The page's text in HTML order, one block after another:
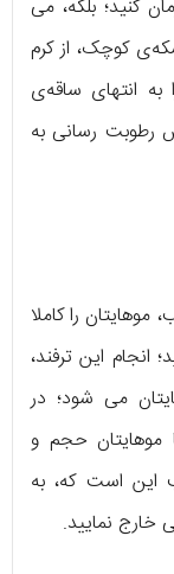
کنید؛ بلکه، می
کوچک، از کرم
انتهای ساقه‌ی
رطوبت رسانی به
را کاملا
انجام این ترفند،
می شود؛ در
حجم و
این است که، به
خارج نمایید.